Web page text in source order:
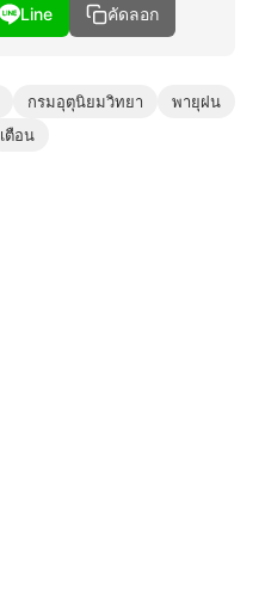
Line คัดลอก
กรมอุตุนิยมวิทยา
พายุฝน
เตือน